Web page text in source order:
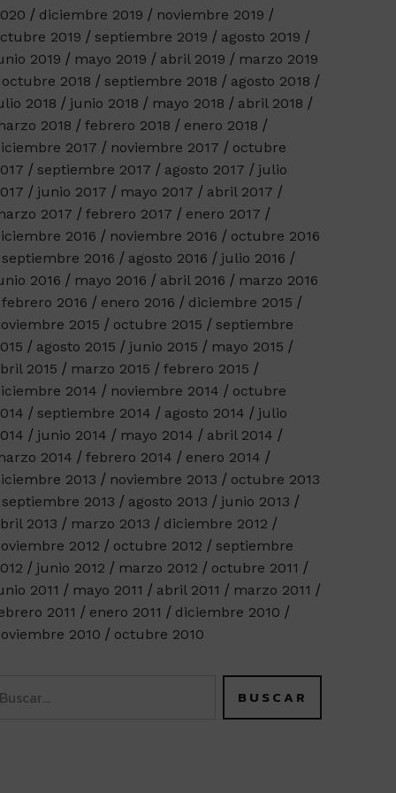
diciembre 2019
noviembre 2019
2019
septiembre 2019
agosto 2019
2019
mayo 2019 abril 2019
marzo 2019
octubre 2018
septiembre 2018
agosto 2018
2018
junio 2018 mayo 2018
abril 2018
2018
febrero 2018
enero 2018
2017
noviembre 2017
octubre
septiembre 2017 agosto 2017
julio
junio 2017 mayo 2017
abril 2017
2017
febrero 2017
enero 2017
2016
noviembre 2016
octubre 2016
septiembre 2016
agosto 2016
julio 2016
2016
mayo 2016 abril 2016
marzo 2016
febrero 2016
enero 2016
diciembre 2015
2015
octubre 2015
septiembre
agosto 2015 junio 2015
mayo 2015
2015
marzo 2015
febrero 2015
2014
noviembre 2014
octubre
septiembre 2014 agosto 2014
julio
junio 2014 mayo 2014
abril 2014
2014
febrero 2014
enero 2014
2013
noviembre 2013
octubre 2013
septiembre 2013
agosto 2013
junio 2013
2013
marzo 2013
diciembre 2012
2012
octubre 2012
septiembre
junio 2012 marzo 2012
octubre 2011
2011
mayo 2011 abril 2011
marzo 2011
2011
enero 2011
diciembre 2010
2010
octubre 2010